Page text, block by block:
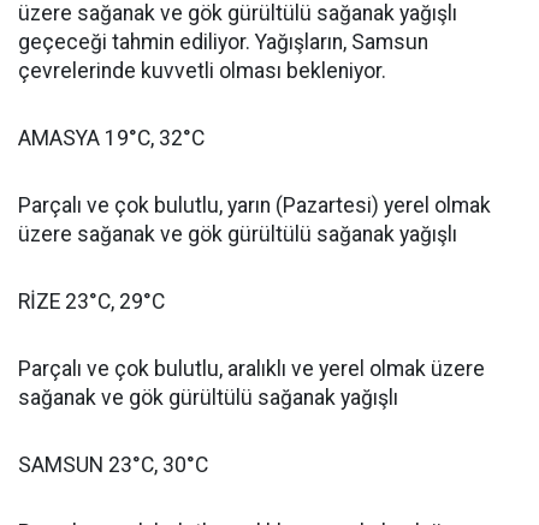
üzere sağanak ve gök gürültülü sağanak yağışlı
geçeceği tahmin ediliyor. Yağışların, Samsun
çevrelerinde kuvvetli olması bekleniyor.
AMASYA 19°C, 32°C
Parçalı ve çok bulutlu, yarın (Pazartesi) yerel olmak
üzere sağanak ve gök gürültülü sağanak yağışlı
RİZE 23°C, 29°C
Parçalı ve çok bulutlu, aralıklı ve yerel olmak üzere
sağanak ve gök gürültülü sağanak yağışlı
SAMSUN 23°C, 30°C